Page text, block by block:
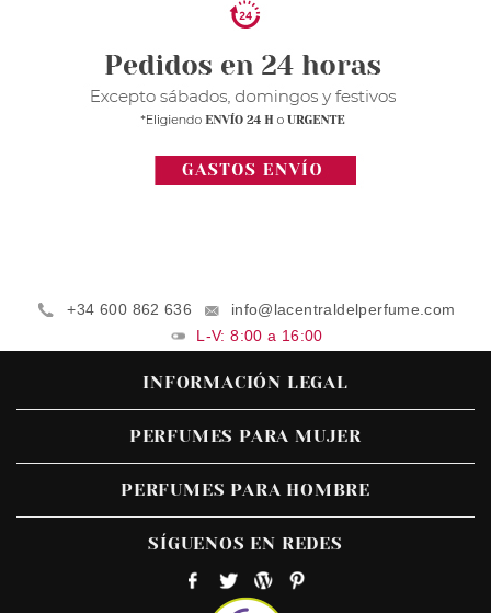
+34 600 862 636
info@lacentraldelperfume.com
L-V: 8:00 a 16:00
INFORMACIÓN LEGAL
PERFUMES PARA MUJER
PERFUMES PARA HOMBRE
SÍGUENOS EN REDES